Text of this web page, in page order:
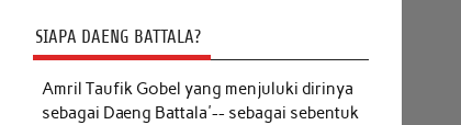
SIAPA DAENG BATTALA?
Amril Taufik Gobel yang menjuluki dirinya
sebagai Daeng Battala'-- sebagai sebentuk